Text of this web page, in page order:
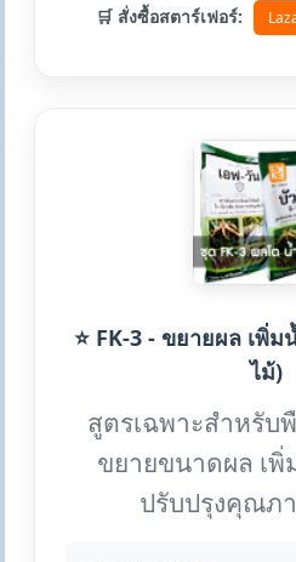
🛒 สั่งซื้อสตาร์เฟอร์:
⭐ FK-3 - ขยายผล เพิ่
ไม้)
สูตรเฉพาะสำหรับ
ขยายขนาดผล เ
ปรับปรุงคุณภ